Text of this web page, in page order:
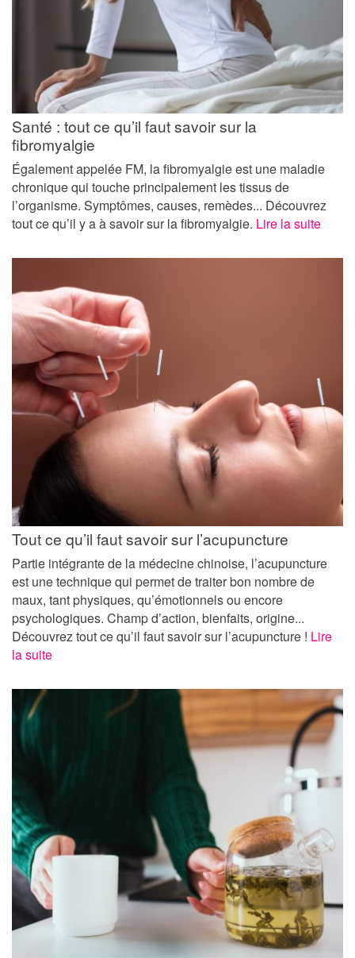
Santé : tout ce qu’il faut savoir sur la
fibromyalgie
Également appelée FM, la fibromyalgie est une maladie
chronique qui touche principalement les tissus de
l’organisme. Symptômes, causes, remèdes... Découvrez
tout ce qu’il y a à savoir sur la fibromyalgie. Lire la suite
Tout ce qu’il faut savoir sur l’acupuncture
Partie intégrante de la médecine chinoise, l’acupuncture
est une technique qui permet de traiter bon nombre de
maux, tant physiques, qu’émotionnels ou encore
psychologiques. Champ d’action, bienfaits, origine...
Découvrez tout ce qu’il faut savoir sur l’acupuncture ! Lire
la suite